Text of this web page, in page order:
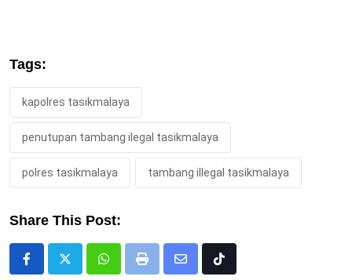
Tags:
kapolres tasikmalaya
penutupan tambang ilegal tasikmalaya
polres tasikmalaya tambang illegal tasikmalaya
Share This Post:
WhatsappPrint
Share
Tiktok